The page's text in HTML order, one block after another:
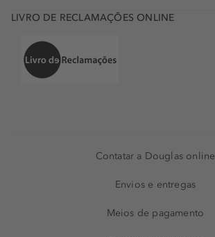
LIVRO DE RECLAMAÇÕES ONLINE
Contatar a Douglas online
Envios e entregas
Meios de pagamento